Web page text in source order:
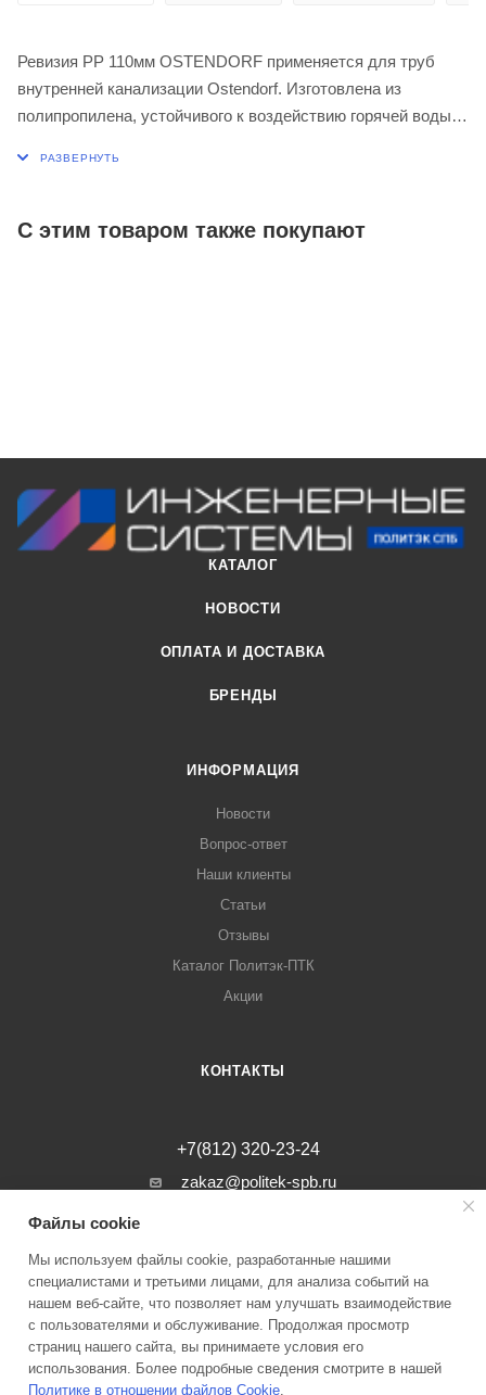
Ревизия PP 110мм OSTENDORF применяется для труб
внутренней канализации Ostendorf. Изготовлена из
полипропилена, устойчивого к воздействию горячей воды и
С этим товаром также покупают
КАТАЛОГ
НОВОСТИ
ОПЛАТА И ДОСТАВКА
БРЕНДЫ
ИНФОРМАЦИЯ
Новости
Вопрос-ответ
Наши клиенты
Статьи
Отзывы
Каталог Политэк-ПТК
Акции
КОНТАКТЫ
+7(812) 320-23-24
zakaz@politek-spb.ru
г. Санкт-Петербург, Минеральная ул, д.
2026 © Инженерные системы Политэк СПБ Все права защищены
Файлы cookie
Мы используем файлы cookie, разработанные нашими
специалистами и третьими лицами, для анализа событий на
нашем веб-сайте, что позволяет нам улучшать взаимодействие
с пользователями и обслуживание. Продолжая просмотр
страниц нашего сайта, вы принимаете условия его
использования. Более подробные сведения смотрите в нашей
Политике в отношении файлов Cookie.